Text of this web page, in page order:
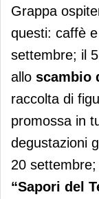
Grappa
questi: caffè
settembre; il
allo scambio
raccolta di
promossa in
degustazioni
20
“Sapori del